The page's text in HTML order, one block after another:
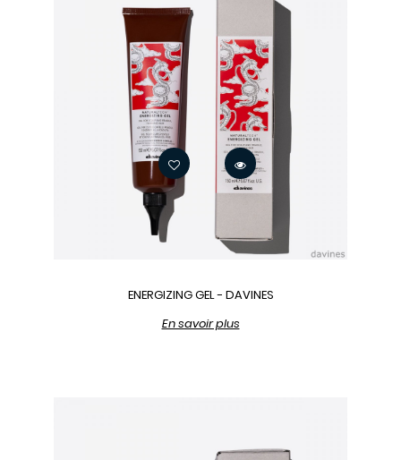
ENERGIZING GEL - DAVINES
En savoir plus